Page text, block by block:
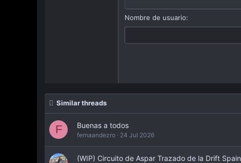
18
22
26
Georgia
Times New Roman
Nombre de usuario
Similar threads
F Buenas a todos
fernaandezro 24 Jul 2026
(WIP) Circuito de Aspar Trazado de la Drift Spain